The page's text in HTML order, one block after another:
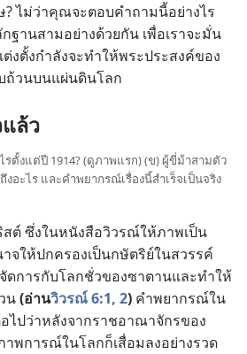
? ไม่ว่าคุณจะตอบคำถามนี้อย่างไร
ฐานสามอย่างด้วยกัน เพื่อเราจะมั่น
ต่งตั้งกำลังจะทำให้พระประสงค์ของ
ถ้วนบนแผ่นดินโลก
แล้ว
รตั้งแต่ปี 1914? (ดูภาพแรก) (ข) ผู้ขี่ม้าสามตัว
ถึงอะไร และคำพยากรณ์เรื่องนี้สำเร็จเป็นจริง
ต์ ซึ่งในหนังสือวิวรณ์ให้ภาพเป็น
จให้ปกครองเป็นกษัตริย์ในสวรรค์
จัดการกับโลกชั่วของซาตานและทำให้
น(อ่านวิวรณ์ 6:1, 2) คำพยากรณ์ใน
ไปว่าหลังจากราชอาณาจักรของ
าพการณ์ในโลกก็เสื่อมลงอย่างรวด